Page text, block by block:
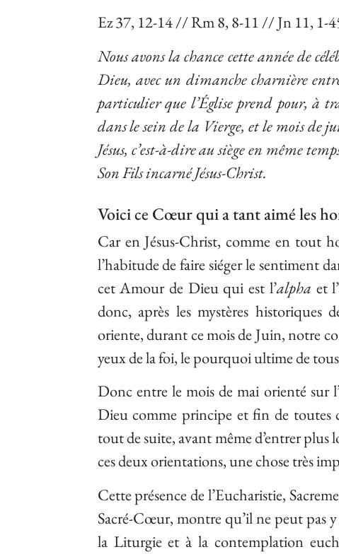
Ez 37, 12-14 // Rm 8, 8-11 // Jn 11, 1-
Nous avons la chance cette année de
Dieu, avec un dimanche charnière
particulier que l’Église prend pour, à
dans le sein de la Vierge, et le mois de
Jésus, c’est-à-dire au siège en même
Son Fils incarné Jésus-Christ.
Voici ce Cœur qui a tant aimé les
Car en Jésus-Christ, comme en tout
l’habitude de faire siéger le sentiment
cet Amour de Dieu qui est l’alpha et l’
donc, après les mystères historiques
oriente, durant ce mois de Juin, notre
yeux de la foi, le pourquoi ultime de
Donc entre le mois de mai orienté sur
Dieu comme principe et fin de toutes
tout de suite, avant même d’entrer
ces deux orientations, une chose très
Cette présence de l’Eucharistie,
Sacré-Cœur, montre qu’il ne peut pas
la Liturgie et à la contemplation